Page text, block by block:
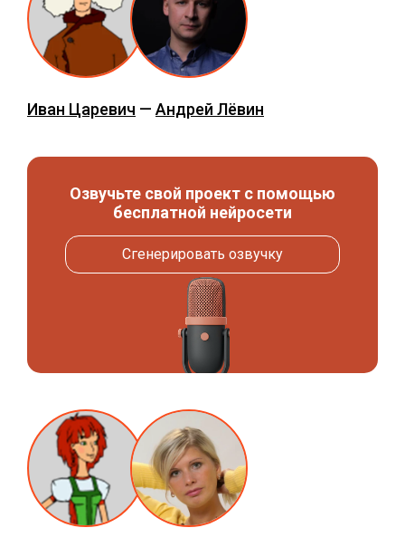
Иван Царевич — Андрей Лёвин
Озвучьте свой проект с помощью
бесплатной нейросети
Сгенерировать озвучку